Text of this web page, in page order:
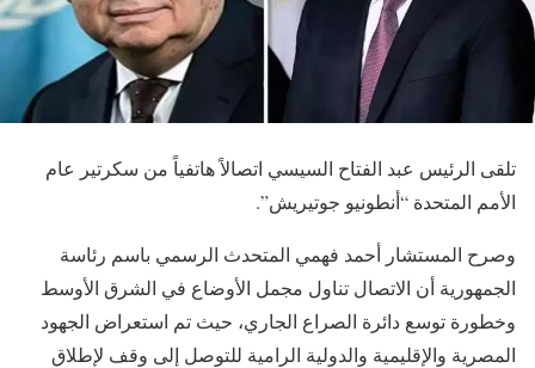
تلقى الرئيس عبد الفتاح السيسي اتصالاً هاتفياً من سكرتير عام
الأمم المتحدة “أنطونيو جوتيريش”.
وصرح المستشار أحمد فهمي المتحدث الرسمي باسم رئاسة
الجمهورية أن الاتصال تناول مجمل الأوضاع في الشرق الأوسط
وخطورة توسع دائرة الصراع الجاري، حيث تم استعراض الجهود
المصرية والإقليمية والدولية الرامية للتوصل إلى وقف لإطلاق